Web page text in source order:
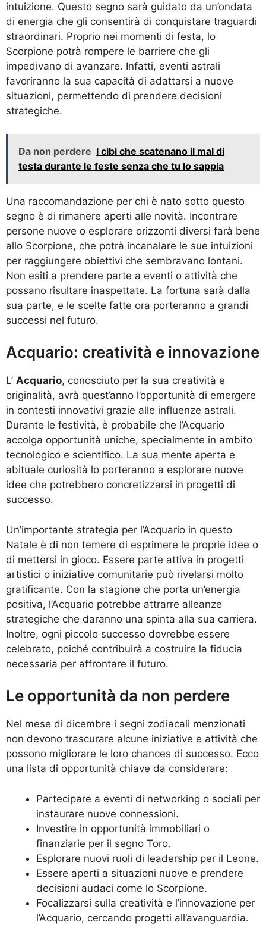
intuizione. Questo segno sarà guidato da un’ondata
di energia che gli consentirà di conquistare traguardi
straordinari. Proprio nei momenti di festa, lo
Scorpione potrà rompere le barriere che gli
impedivano di avanzare. Infatti, eventi astrali
favoriranno la sua capacità di adattarsi a nuove
situazioni, permettendo di prendere decisioni
strategiche.
Da non perdere I cibi che scatenano il mal di
testa durante le feste senza che tu lo sappia
Una raccomandazione per chi è nato sotto questo
segno è di rimanere aperti alle novità. Incontrare
persone nuove o esplorare orizzonti diversi farà bene
allo Scorpione, che potrà incanalare le sue intuizioni
per raggiungere obiettivi che sembravano lontani.
Non esiti a prendere parte a eventi o attività che
possano risultare inaspettate. La fortuna sarà dalla
sua parte, e le scelte fatte ora porteranno a grandi
successi nel futuro.
Acquario: creatività e innovazione
L’ Acquario, conosciuto per la sua creatività e
originalità, avrà quest’anno l’opportunità di emergere
in contesti innovativi grazie alle influenze astrali.
Durante le festività, è probabile che l’Acquario
accolga opportunità uniche, specialmente in ambito
tecnologico e scientifico. La sua mente aperta e
abituale curiosità lo porteranno a esplorare nuove
idee che potrebbero concretizzarsi in progetti di
successo.
Un’importante strategia per l’Acquario in questo
Natale è di non temere di esprimere le proprie idee o
di mettersi in gioco. Essere parte attiva in progetti
artistici o iniziative comunitarie può rivelarsi molto
gratificante. Con la stagione che porta un’energia
positiva, l’Acquario potrebbe attrarre alleanze
strategiche che daranno una spinta alla sua carriera.
Inoltre, ogni piccolo successo dovrebbe essere
celebrato, poiché contribuirà a costruire la fiducia
necessaria per affrontare il futuro.
Le opportunità da non perdere
Nel mese di dicembre i segni zodiacali menzionati
non devono trascurare alcune iniziative e attività che
possono migliorare le loro chances di successo. Ecco
una lista di opportunità chiave da considerare:
Partecipare a eventi di networking o sociali per
instaurare nuove connessioni.
Investire in opportunità immobiliari o
finanziarie per il segno Toro.
Esplorare nuovi ruoli di leadership per il Leone.
Essere aperti a situazioni nuove e prendere
decisioni audaci come lo Scorpione.
Focalizzarsi sulla creatività e l’innovazione per
l’Acquario, cercando progetti all’avanguardia.